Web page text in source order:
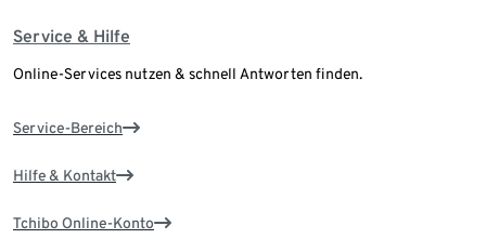
Service & Hilfe
Online-Services nutzen & schnell Antworten finden.
Service-Bereich
Hilfe & Kontakt
Tchibo Online-Konto